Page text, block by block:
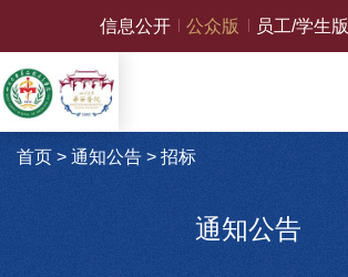
信息公开 公众版 员工/学生版
首页 > 通知公告> 招标
通知公告